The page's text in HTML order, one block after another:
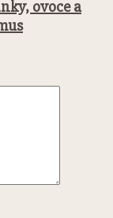
ovoce a